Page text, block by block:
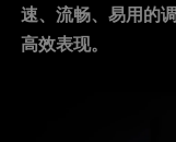
速、流畅、易用的
高效表现。